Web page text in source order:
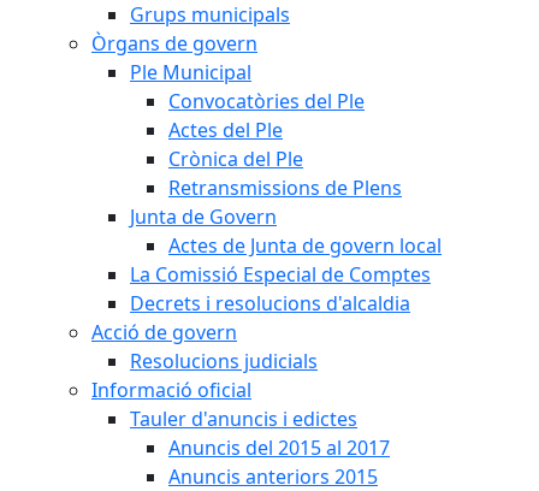
Grups municipals
Òrgans de govern
Ple Municipal
Convocatòries del Ple
Actes del Ple
Crònica del Ple
Retransmissions de Plens
Junta de Govern
Actes de Junta de govern local
La Comissió Especial de Comptes
Decrets i resolucions d'alcaldia
Acció de govern
Resolucions judicials
Informació oficial
Tauler d'anuncis i edictes
Anuncis del 2015 al 2017
Anuncis anteriors 2015